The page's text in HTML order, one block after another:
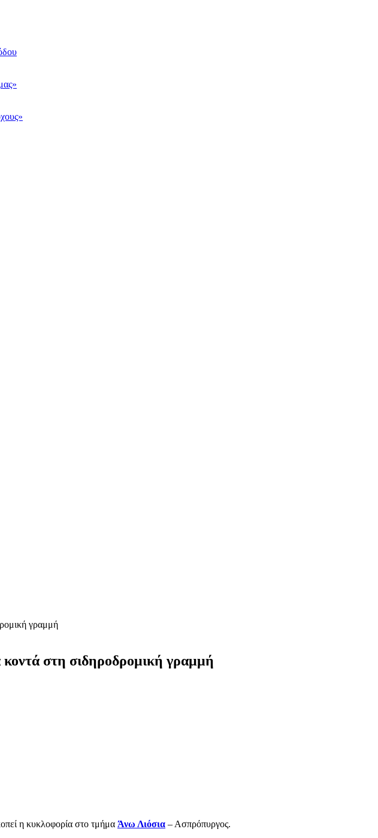
γραμμή
στη σιδηροδρομική γραμμή
η κυκλοφορία στο τμήμα Άνω Λιόσια – Ασπρόπυργος.